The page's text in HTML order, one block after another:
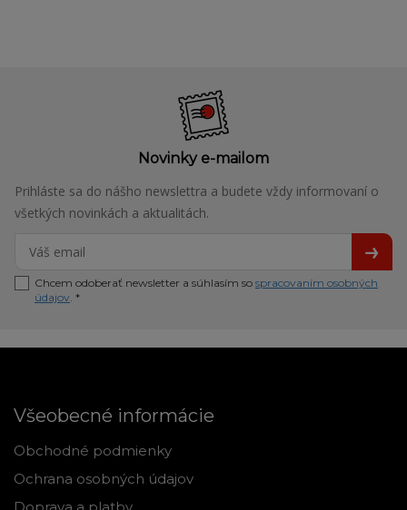
Novinky e-mailom
Prihláste sa do nášho newslettra a budete vždy informovaní o
všetkých novinkách a aktualitách.
Chcem odoberať newsletter a súhlasím so spracovaním osobných
údajov. *
Všeobecné informácie
Obchodné podmienky
Ochrana osobných údajov